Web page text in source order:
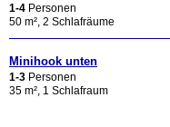
1-4 Personen
50 m², 2 Schlafräume
Minihook unten
1-3 Personen
35 m², 1 Schlafraum